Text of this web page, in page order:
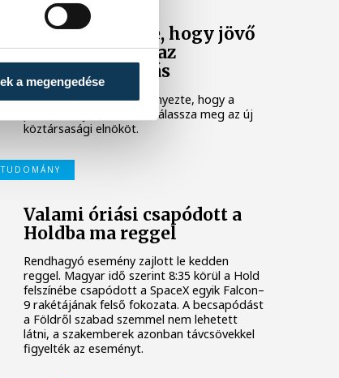
a megengedése
A Tisza-frakció
kezdeményezte, hogy jövő
kedden legyen az
államfőválasztás
A Tisza-frakció kezdeményezte, hogy a
parlament jövő kedden válassza meg az új
köztársasági elnököt.
TUDOMÁNY
Valami óriási csapódott a
Holdba ma reggel
Rendhagyó esemény zajlott le kedden
reggel. Magyar idő szerint 8:35 körül a Hold
felszínébe csapódott a SpaceX egyik Falcon–
9 rakétájának felső fokozata. A becsapódást
a Földről szabad szemmel nem lehetett
látni, a szakemberek azonban távcsövekkel
figyelték az eseményt.